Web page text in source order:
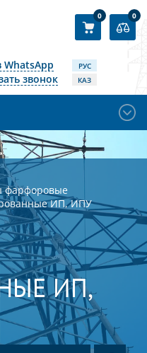
WhatsApp
звонок
РУС
КАЗ
0 0
фарфоровые
ИП, ИПУ
ИП,